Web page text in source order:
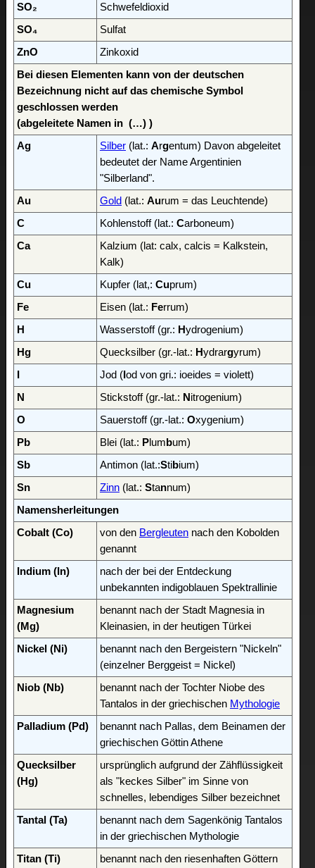
SO₂
Schwefeldioxid
SO₄
Sulfat
ZnO
Zinkoxid
Bei diesen Elementen kann von der deutschen
Bezeichnung nicht auf das chemische Symbol
geschlossen werden
(abgeleitete Namen in (…) )
Ag
Silber (lat.: Argentum) Davon abgeleitet
bedeutet der Name Argentinien
"Silberland".
Au
Gold (lat.: Aurum = das Leuchtende)
C
Kohlenstoff (lat.: Carboneum)
Ca
Kalzium (lat: calx, calcis = Kalkstein,
Kalk)
Cu
Kupfer (lat,: Cuprum)
Fe
Eisen (lat.: Ferrum)
H
Wasserstoff (gr.: Hydrogenium)
Hg
Quecksilber (gr.-lat.: Hydrargyrum)
Jod ( od von gri.: ioeides = violett)
N
Stickstoff (gr.-lat.: N itrogenium)
O
Sauerstoff (gr.-lat.: Oxygenium)
Pb
Blei (lat.: P lum bum)
Sb
Antimon (lat.:Stibium)
Sn
Zinn (lat.: Stannum)
Namensherleitungen
Cobalt (Co)
von den Bergleuten nach den Kobolden
genannt
Indium (In)
nach der bei der Entdeckung
unbekannten indigoblauen Spektrallinie
Magnesium
(Mg)
benannt nach der Stadt Magnesia in
Kleinasien, in der heutigen Türkei
Nickel (Ni)
benannt nach den Bergeistern "Nickeln"
(einzelner Berggeist = Nickel)
Niob (Nb)
benannt nach der Tochter Niobe des
Tantalos in der griechischen Mythologie
Palladium (Pd)
benannt nach Pallas, dem Beinamen der
griechischen Göttin Athene
Quecksilber
(Hg)
ursprünglich aufgrund der Zähflüssigkeit
als "keckes Silber" im Sinne von
schnelles, lebendiges Silber bezeichnet
Tantal (Ta)
benannt nach dem Sagenkönig Tantalos
in der griechischen Mythologie
Titan (Ti)
benannt nach den riesenhaften Göttern